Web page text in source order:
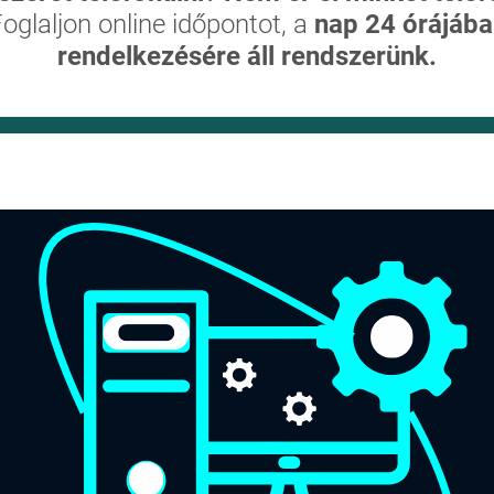
online időpontot, a nap 24
rendelkezésére áll rendszerünk.